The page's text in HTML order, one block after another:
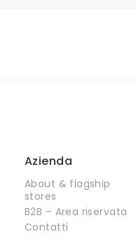
Azienda
About & flagship
stores
B2B – Area riservata
Contatti